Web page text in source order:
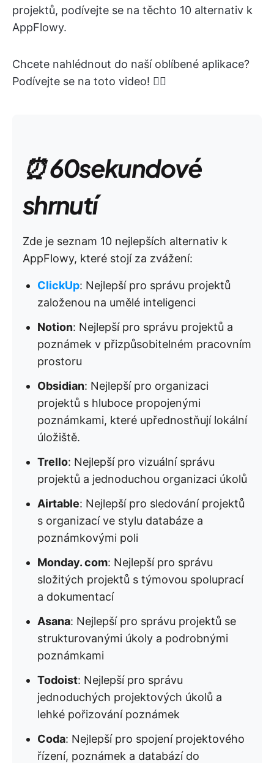
projektů, podívejte se na těchto 10 alternativ k
AppFlowy.
Chcete nahlédnout do naší oblíbené aplikace?
Podívejte se na toto video! 👇🏻
⏰ 60sekundové
shrnutí
Zde je seznam 10 nejlepších alternativ k
AppFlowy, které stojí za zvážení:
ClickUp: Nejlepší pro správu projektů
založenou na umělé inteligenci
Notion: Nejlepší pro správu projektů a
poznámek v přizpůsobitelném pracovním
prostoru
Obsidian: Nejlepší pro organizaci
projektů s hluboce propojenými
poznámkami, které upřednostňují lokální
úložiště.
Trello: Nejlepší pro vizuální správu
projektů a jednoduchou organizaci úkolů
Airtable: Nejlepší pro sledování projektů
s organizací ve stylu databáze a
poznámkovými poli
Monday. com: Nejlepší pro správu
složitých projektů s týmovou spoluprací
a dokumentací
Asana: Nejlepší pro správu projektů se
strukturovanými úkoly a podrobnými
poznámkami
Todoist: Nejlepší pro správu
jednoduchých projektových úkolů a
lehké pořizování poznámek
Coda: Nejlepší pro spojení projektového
řízení, poznámek a databází do